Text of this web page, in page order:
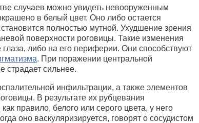
случаев можно увидеть невооруженным
в белый цвет. Оно либо остается
полностью мутной. Ухудшение зрения
поверхности роговицы. Такие изменения
глаза, либо на его периферии. Они способствуют
. При поражении центральной
страдает сильнее.
инфильтрации, а также элементов
В результате их рубцевания
правило, белого или серого цвета, у него
оно васкуляризируется, говорят о сосудистом